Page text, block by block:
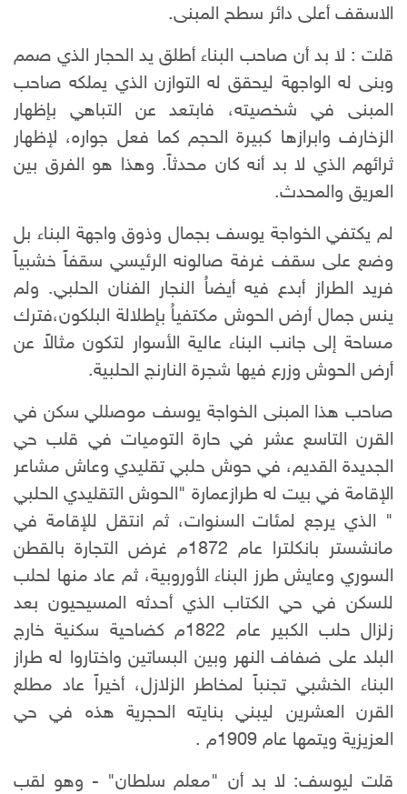
الاسقف أعلى دائر سطح المبنى.
قلت : لا بد أن صاحب البناء أطلق يد الحجار الذي صمم
وبنى له الواجهة ليحقق له التوازن الذي يملكه صاحب
المبنى في شخصيته، فابتعد عن التباهي بإظهار
الزخارف وابرازها كبيرة الحجم كما فعل جواره، لإظهار
ثرائهم الذي لا بد أنه كان محدثاً. وهذا هو الفرق بين
العريق والمحدث.
لم يكتفي الخواجة يوسف بجمال وذوق واجهة البناء بل
وضع على سقف غرفة صالونه الرئيسي سقفاً خشبياً
فريد الطراز أبدع فيه أيضاُ النجار الفنان الحلبي. ولم
ينس جمال أرض الحوش مكتفياُ بإطلالة البلكون،فترك
مساحة إلى جانب البناء عالية الأسوار لتكون مثالاً عن
أرض الحوش وزرع فيها شجرة النارنج الحلبية.
صاحب هذا المبنى الخواجة يوسف موصللي سكن في
القرن التاسع عشر في حارة التوميات في قلب حي
الجديدة القديم، في حوش حلبي تقليدي وعاش مشاعر
الإقامة في بيت له طرازعمارة "الحوش التقليدي الحلبي
" الذي يرجع لمئات السنوات، ثم انتقل للإقامة في
مانشستر بانكلترا عام 1872م غرض التجارة بالقطن
السوري وعايش طرز البناء الأوروبية، ثم عاد منها لحلب
للسكن في حي الكتاب الذي أحدثه المسيحيون بعد
زلزال حلب الكبير عام 1822م كضاحية سكنية خارج
البلد على ضفاف النهر وبين البساتين واختاروا له طراز
البناء الخشبي تجنباً لمخاطر الزلازل، أخيراً عاد مطلع
القرن العشرين ليبني بنايته الحجرية هذه في حي
العزيزية ويتمها عام 1909م .
قلت ليوسف: لا بد أن "معلم سلطان" - وهو لقب